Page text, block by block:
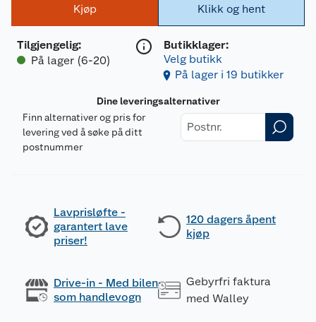
Kjøp
Tilgjengelig:
På lager (6-20)
Klikk og hent
Butikklager:
Velg butikk
På lager i 19 butikker
Dine leveringsalternativer
Finn alternativer og pris for
levering ved å søke på ditt
postnummer
Lavprisløfte -
garantert lave
priser!
120 dagers åpent
kjøp
Drive-in - Med bilen
som handlevogn
Gebyrfri faktura
med Walley